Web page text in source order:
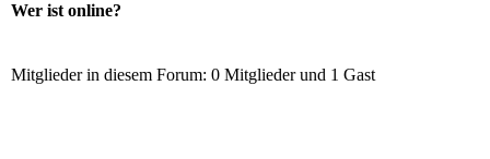
Wer ist online?
Mitglieder in diesem Forum: 0 Mitglieder und 1 Gast